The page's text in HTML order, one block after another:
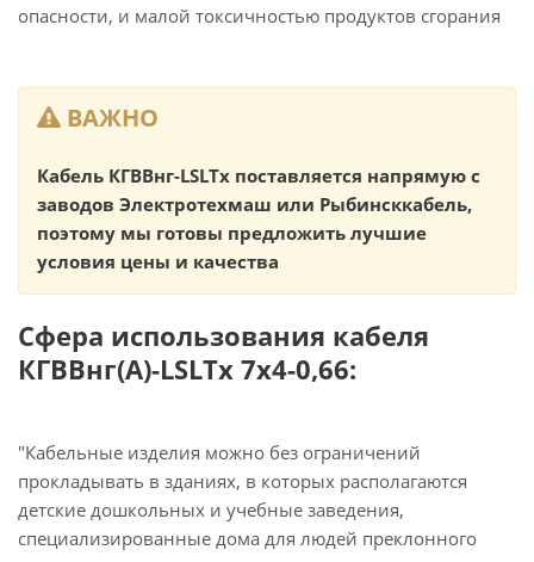
опасности, и малой токсичностью продуктов сгорания
ВАЖНО
Кабель КГВВнг-LSLTx поставляется напрямую с
заводов Электротехмаш или Рыбинсккабель,
поэтому мы готовы предложить лучшие
условия цены и качества
Сфера использования кабеля
КГВВнг(А)-LSLTx 7х4-0,66:
"Кабельные изделия можно без ограничений
прокладывать в зданиях, в которых располагаются
детские дошкольных и учебные заведения,
специализированные дома для людей преклонного